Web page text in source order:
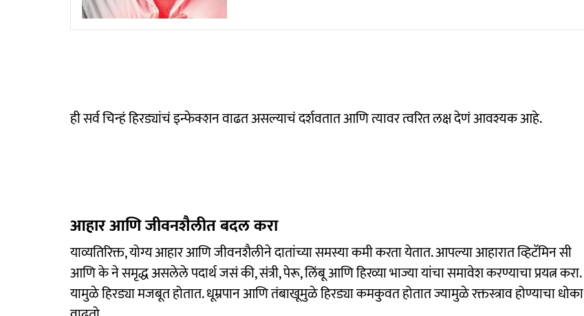
ही सर्व चिन्हं हिरड्यांचं इन्फेक्शन वाढत असल्याचं दर्शवतात आणि त्यावर त्वरित लक्ष देणं आवश्यक आहे.
आहार आणि जीवनशैलीत बदल करा
याव्यतिरिक्त, योग्य आहार आणि जीवनशैलीने दातांच्या समस्या कमी करता येतात. आपल्या आहारात व्हिटॅमिन सी
आणि के ने समृद्ध असलेले पदार्थ जसं की, संत्री, पेरू, लिंबू आणि हिरव्या भाज्या यांचा समावेश करण्याचा प्रयत्न करा.
यामुळे हिरड्या मजबूत होतात. धूम्रपान आणि तंबाखूमुळे हिरड्या कमकुवत होतात ज्यामुळे रक्तस्त्राव होण्याचा धोका